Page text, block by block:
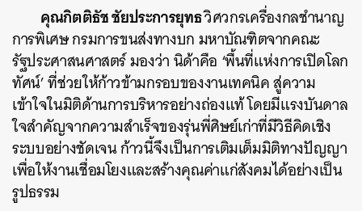
คุณกิตติธัช ชัยประการยุทธวิศวกรเครื่องกลชำนาญ
การพิเศษ กรมการขนส่งทางบกมหาบัณฑิตจากคณะ
รัฐประศาสนศาสตร์ มองว่า นิด้าคือ ‘พื้นที่แห่งการเปิดโลก
ทัศน์’ ที่ช่วยให้ก้าวข้ามกรอบของงานเทคนิค สู่ความ
เข้าใจในมิติด้านการบริหารอย่างถ่องแท้ โดยมีแรงบันดาล
ใจสำคัญจากความสำเร็จของรุ่นพี่ศิษย์เก่าที่มีวิธีคิดเชิง
ระบบอย่างชัดเจน ก้าวนี้จึงเป็นการเติมเต็มมิติทางปัญญา
เพื่อให้งานเชื่อมโยงและสร้างคุณค่าแก่สังคมได้อย่างเป็น
รูปธรรม